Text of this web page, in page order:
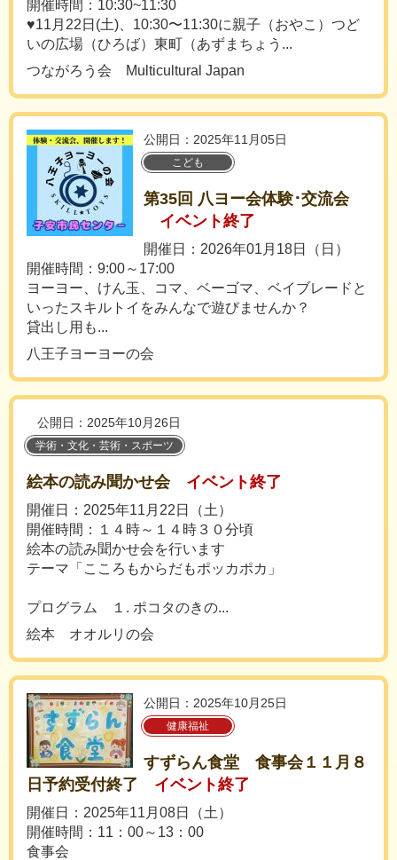
開催時間：10:30~11:30
♥11月22日(土)、10:30〜11:30に親子（おやこ）つど
いの広場（ひろば）東町（あずまちょう...
つながろう会 Multicultural Japan
公開日：2025年11月05日
こども
第35回 八ヨー会体験･交流会
イベント終了
開催日：2026年01月18日（日）
開催時間：9:00～17:00
ヨーヨー、けん玉、コマ、ベーゴマ、ベイブレードと
いったスキルトイをみんなで遊びませんか？
貸出し用も...
八王子ヨーヨーの会
公開日：2025年10月26日
学術・文化・芸術・スポーツ
絵本の読み聞かせ会 イベント終了
開催日：2025年11月22日（土）
開催時間：１４時～１４時３０分頃
絵本の読み聞かせ会を行います
テーマ「こころもからだもポッカポカ」
プログラム １. ポコタのきの...
絵本 オオルリの会
公開日：2025年10月25日
健康福祉
すずらん食堂 食事会１１月８
日予約受付終了
イベント終了
開催日：2025年11月08日（土）
開催時間：11：00～13：00
食事会